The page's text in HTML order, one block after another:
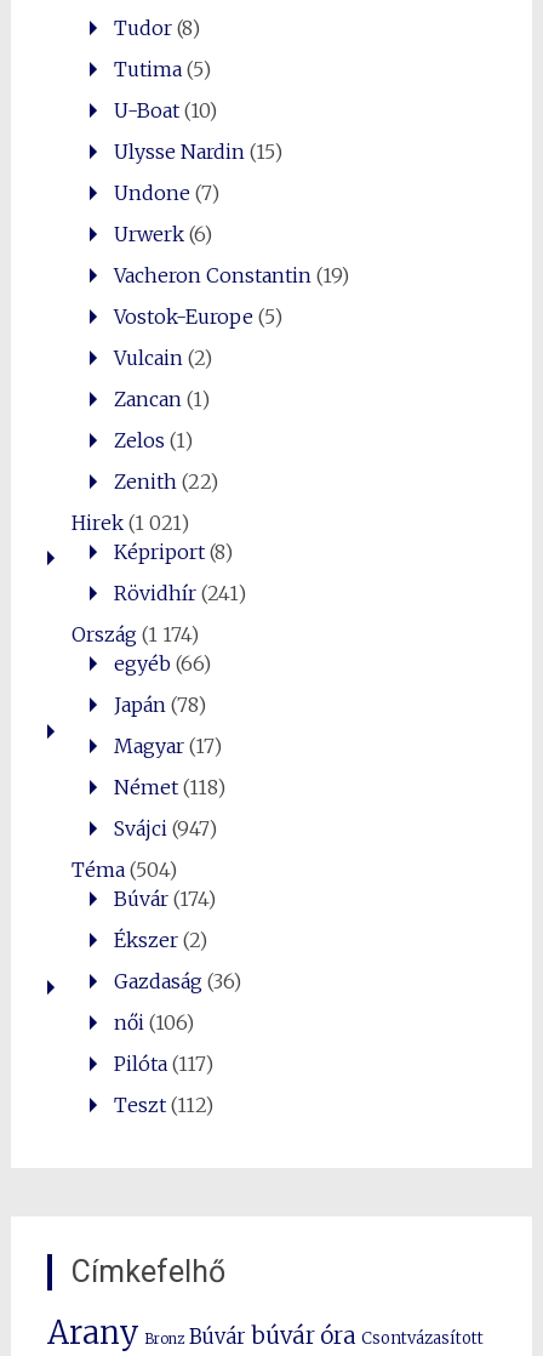
Tudor(8)
Tutima(5)
U-Boat(10)
Ulysse Nardin (15)
Undone(7)
Urwerk(6)
Vacheron Constantin (19)
Vostok-Europe(5)
Vulcain (2)
Zancan (1)
Zelos (1)
Zenith (22)
Hirek(1 021)
Képriport(8)
Rövidhír(241)
Ország(1 174)
egyéb(66)
Japán (78)
Magyar(17)
Német(118)
Svájci (947)
Téma(504)
Búvár(174)
Ékszer(2)
Gazdaság(36)
női (106)
Pilóta(117)
Teszt(112)
Címkefelhő
Arany Bronz Búvár búvár óra Csontvázasított